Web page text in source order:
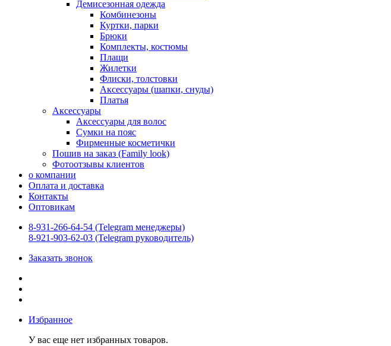
Демисезонная одежда
Комбинезоны
Куртки, парки
Брюки
Комплекты, костюмы
Плащи
Жилетки
Флиски, толстовки
Аксессуары (шапки, снуды)
Платья
Аксессуары
Аксессуары для волос
Сумки на пояс
Фирменные косметички
Пошив на заказ (Family look)
Фотоотзывы клиентов
о компании
Оплата и доставка
Контакты
Оптовикам
8-931-266-64-54 (Telegram менеджеры)
8-921-903-62-03 (Telegram руководитель)
Заказать звонок
Избранное
У вас еще нет избранных товаров.